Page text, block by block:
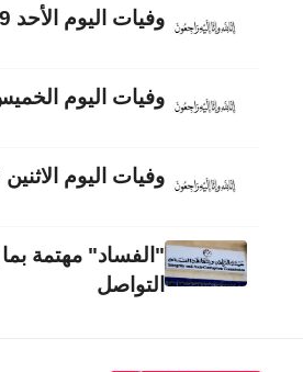
وفيات اليوم الأحد 2026/7/19
وفيات اليوم الخميس 2026/
وفيات اليوم الاثنين 2026/7/20
"الفساد" مهتمة
التواصل